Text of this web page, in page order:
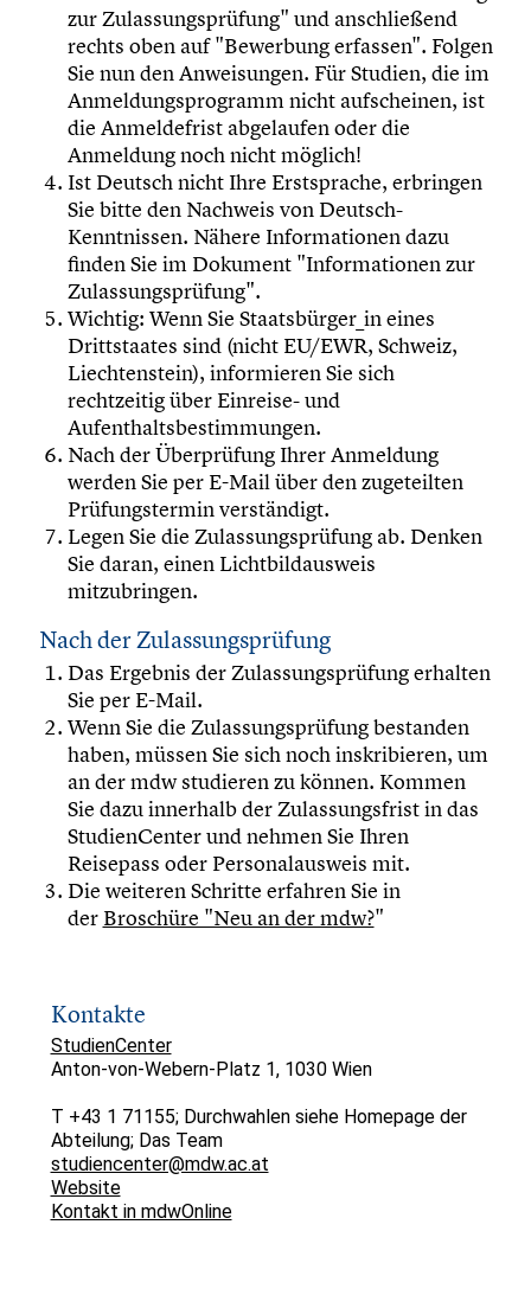
zur Zulassungsprüfung" und anschließend
rechts oben auf "Bewerbung erfassen". Folgen
Sie nun den Anweisungen. Für Studien, die im
Anmeldungsprogramm nicht aufscheinen, ist
die Anmeldefrist abgelaufen oder die
Anmeldung noch nicht möglich!
Ist Deutsch nicht Ihre Erstsprache, erbringen
Sie bitte den Nachweis von Deutsch-
Kenntnissen. Nähere Informationen dazu
finden Sie im Dokument "Informationen zur
Zulassungsprüfung".
Wichtig: Wenn Sie Staatsbürger_in eines
Drittstaates sind (nicht EU/EWR, Schweiz,
Liechtenstein), informieren Sie sich
rechtzeitig über Einreise- und
Aufenthaltsbestimmungen.
Nach der Überprüfung Ihrer Anmeldung
werden Sie per E-Mail über den zugeteilten
Prüfungstermin verständigt.
Legen Sie die Zulassungsprüfung ab. Denken
Sie daran, einen Lichtbildausweis
mitzubringen.
Nach der Zulassungsprüfung
Das Ergebnis der Zulassungsprüfung erhalten
Sie per E-Mail.
Wenn Sie die Zulassungsprüfung bestanden
haben, müssen Sie sich noch inskribieren, um
an der mdw studieren zu können. Kommen
Sie dazu innerhalb der Zulassungsfrist in das
StudienCenter und nehmen Sie Ihren
Reisepass oder Personalausweis mit.
Die weiteren Schritte erfahren Sie in
der Broschüre "Neu an der mdw?"
Kontakte
StudienCenter
Anton-von-Webern-Platz 1, 1030 Wien
T +43 1 71155; Durchwahlen siehe Homepage der
Abteilung; Das Team
studiencenter@mdw.ac.at
Website
Kontakt in mdwOnline